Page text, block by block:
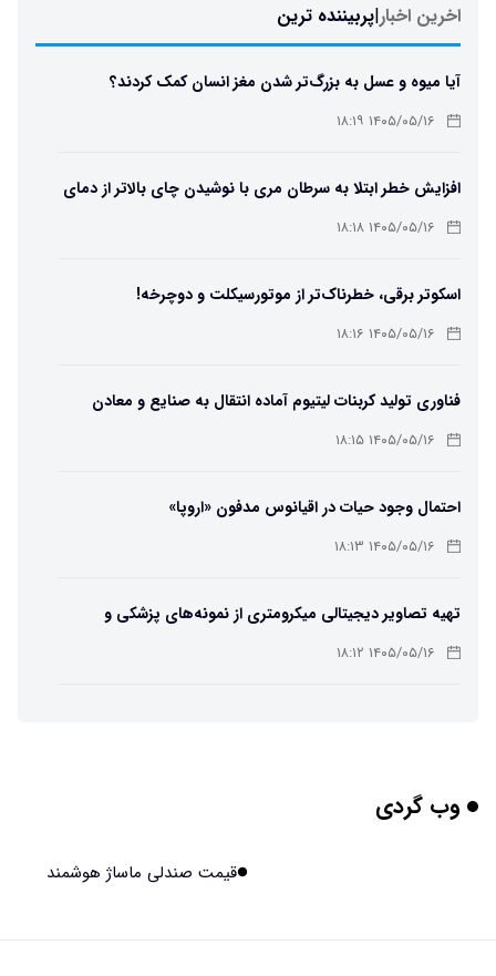
اخرین اخبار|پربیننده ترین
آیا میوه و عسل به بزرگ‌تر شدن مغز انسان کمک کردند؟
۱۴۰۵/۰۵/۱۶ ۱۸:۱۹
افزایش خطر ابتلا به سرطان مری با نوشیدن چای بالاتر از دمای
۶۵ درجه ۱۴۰۵/۰۵/۱۶ ۱۸:۱۸
اسکوتر برقی، خطرناک‌تر از موتورسیکلت و دوچرخه!
۱۴۰۵/۰۵/۱۶ ۱۸:۱۶
فناوری تولید کربنات لیتیوم آماده انتقال به صنایع و معادن
است۱۴۰۵/۰۵/۱۶ ۱۸:۱۵
احتمال وجود حیات در اقیانوس مدفون «اروپا»
۱۴۰۵/۰۵/۱۶ ۱۸:۱۳
تهیه تصاویر دیجیتالی میکرومتری از نمونه‌های پزشکی و
صنعتی۱۴۰۵/۰۵/۱۶ ۱۸:۱۲
وب گردی
قیمت صندلی ماساژ هوشمند